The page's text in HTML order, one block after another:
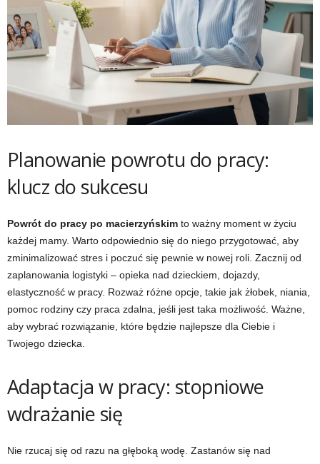
Planowanie powrotu do pracy:
klucz do sukcesu
Powrót do pracy po macierzyńskim to ważny moment w życiu
każdej mamy. Warto odpowiednio się do niego przygotować, aby
zminimalizować stres i poczuć się pewnie w nowej roli. Zacznij od
zaplanowania logistyki – opieka nad dzieckiem, dojazdy,
elastyczność w pracy. Rozważ różne opcje, takie jak żłobek, niania,
pomoc rodziny czy praca zdalna, jeśli jest taka możliwość. Ważne,
aby wybrać rozwiązanie, które będzie najlepsze dla Ciebie i
Twojego dziecka.
Adaptacja w pracy: stopniowe
wdrażanie się
Nie rzucaj się od razu na głęboką wodę. Zastanów się nad